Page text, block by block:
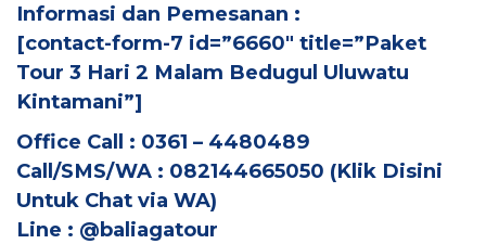
Informasi dan Pemesanan :
[contact-form-7 id=”6660″ title=”Paket
Tour 3 Hari 2 Malam Bedugul Uluwatu
Kintamani”]
Office Call : 0361 – 4480489
Call/SMS/WA : 082144665050 (Klik Disini
Untuk Chat via WA)
Line : @baliagatour